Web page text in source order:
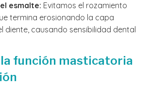
esmalte: Evitamos el rozamiento
termina erosionando la capa
diente, causando sensibilidad dental
función masticatoria